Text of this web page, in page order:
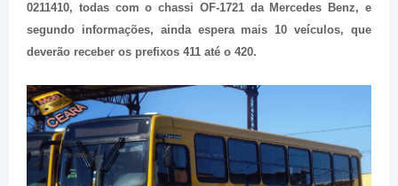
0211410, todas com o chassi OF-1721 da Mercedes Benz, e
segundo informações, ainda espera mais 10 veículos, que
deverão receber os prefixos 411 até o 420.